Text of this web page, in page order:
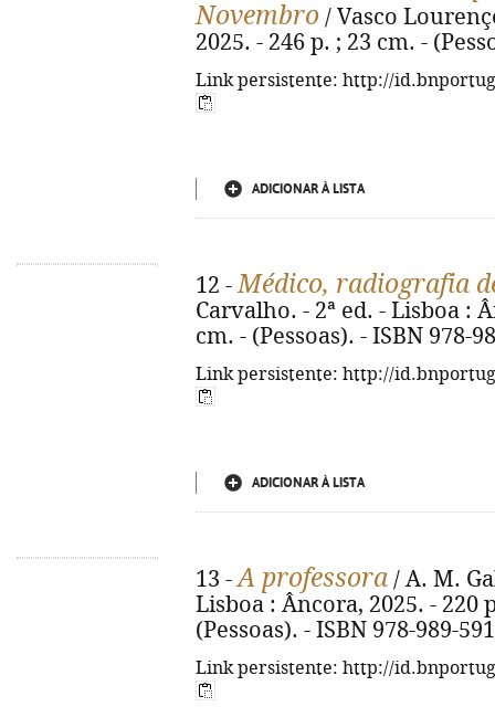
Novembro / Vasco
2025. - 246 p. ; 23 cm. -
Link persistente: http://
ADICIONAR À LISTA
12 -Médico, radiografia
Carvalho. - 2ª ed. - Lisboa :
cm. - (Pessoas). - ISBN 978-
Link persistente: http://
ADICIONAR À LISTA
13 -A professora / A. M.
Lisboa : Âncora, 2025. - 220
(Pessoas). - ISBN 978-989-
Link persistente: http://